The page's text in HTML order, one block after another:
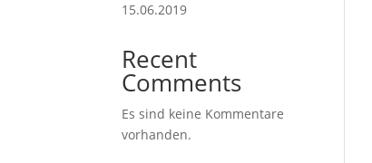
15.06.2019
Recent
Comments
Es sind keine Kommentare
vorhanden.